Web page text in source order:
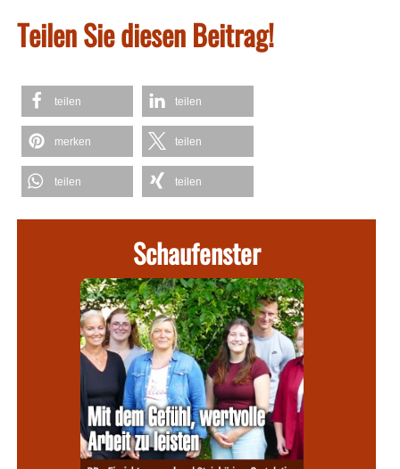
Teilen Sie diesen Beitrag!
teilen teilen
merken teilen
teilen teilen
Schaufenster